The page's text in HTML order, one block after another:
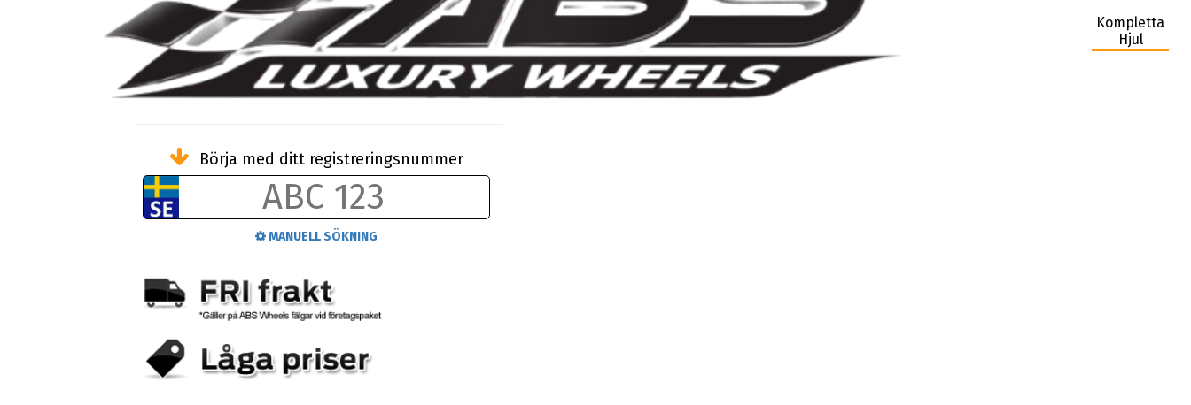
Kompletta
Hjul
Börja med ditt registreringsnummer
MANUELL SÖKNING